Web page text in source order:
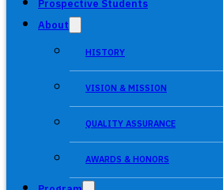
Prospective Students
About
HISTORY
VISION & MISSION
QUALITY ASSURANCE
AWARDS & HONORS